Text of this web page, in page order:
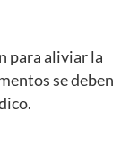
para aliviar la
se deben